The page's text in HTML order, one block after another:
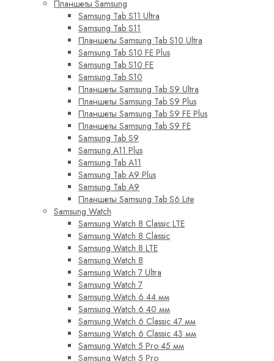
Планшеты Samsung
Samsung Tab S11 Ultra
Samsung Tab S11
Планшеты Samsung Tab S10 Ultra
Samsung Tab S10 FE Plus
Samsung Tab S10 FE
Samsung Tab S10
Планшеты Samsung Tab S9 Ultra
Планшеты Samsung Tab S9 Plus
Планшеты Samsung Tab S9 FE Plus
Планшеты Samsung Tab S9 FE
Samsung Tab S9
Samsung A11 Plus
Samsung Tab A11
Samsung Tab A9 Plus
Samsung Tab A9
Планшеты Samsung Tab S6 Lite
Samsung Watch
Samsung Watch 8 Classic LTE
Samsung Watch 8 Classic
Samsung Watch 8 LTE
Samsung Watch 8
Samsung Watch 7 Ultra
Samsung Watch 7
Samsung Watch 6 44 мм
Samsung Watch 6 40 мм
Samsung Watch 6 Classic 47 мм
Samsung Watch 6 Classic 43 мм
Samsung Watch 5 Pro 45 мм
Samsung Watch 5 Pro